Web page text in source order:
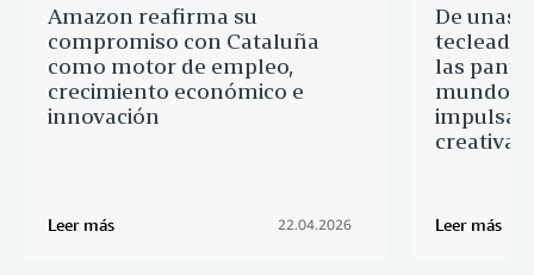
Amazon reafirma su
compromiso con Cataluña
como motor de empleo,
crecimiento económico e
innovación
Leer más 22.04.2026
De unas
las
mundo:
impulsa
creativas
Leer más